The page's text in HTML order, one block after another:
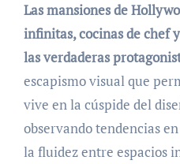
Las mansiones de
infinitas, cocinas de chef
las verdaderas
escapismo visual que
vive en la cúspide del
observando tendencias
la fluidez entre espacios